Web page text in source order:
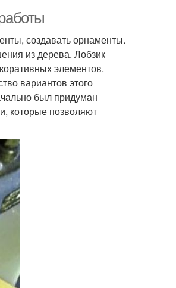
создавать орнаменты.
из дерева. Лобзик
элементов.
вариантов этого
был придуман
которые позволяют